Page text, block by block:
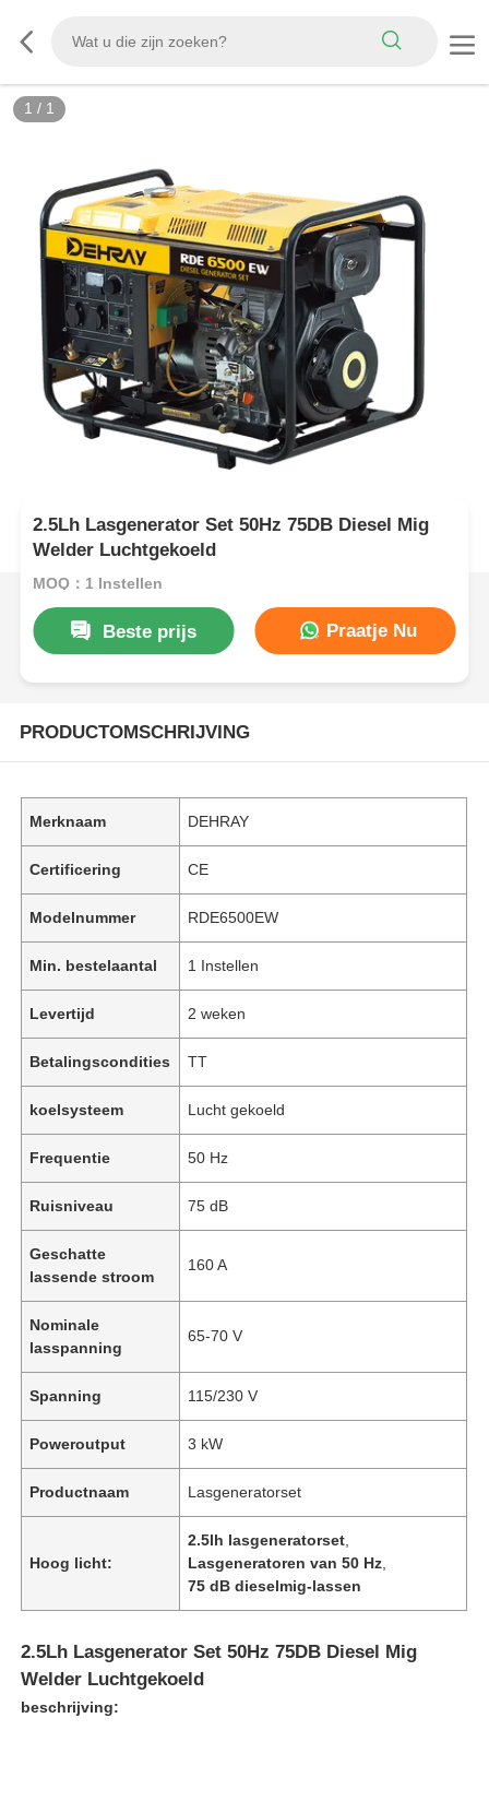
1 / 1
2.5Lh Lasgenerator Set 50Hz 75DB Diesel Mig
Welder Luchtgekoeld
MOQ：1 Instellen
Beste prijs Praatje Nu
PRODUCTOMSCHRIJVING
Merknaam DEHRAY
Certificering CE
Modelnummer RDE6500EW
Min. bestelaantal 1 Instellen
Levertijd 2 weken
Betalingscondities TT
koelsysteem Lucht gekoeld
Frequentie 50 Hz
Ruisniveau 75 dB
Geschatte
lassende stroom
160 A
Nominale
lasspanning
65-70 V
Spanning 115/230 V
Poweroutput 3 kW
Productnaam Lasgeneratorset
Hoog licht:
2.5lh lasgeneratorset
Lasgeneratoren van 50 Hz
75 dB dieselmig-lassen
2.5Lh Lasgenerator Set 50Hz 75DB Diesel Mig
Welder Luchtgekoeld
beschrijving: